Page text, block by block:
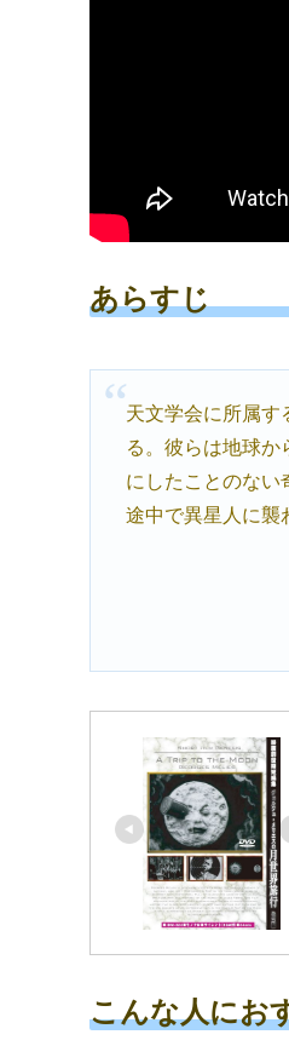
あらすじ
天文学会に所属す
る。彼らは地球か
にしたことのない
途中で異星人に襲
こんな人にお